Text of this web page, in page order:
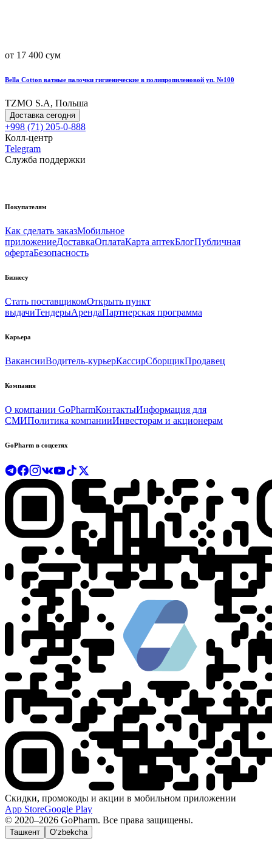
от 17 400 сум
Bella Cotton ватные палочки гигиенические в полипропиленовой уп. №100
TZMO S.A, Польша
Доставка сегодня
+998 (71) 205-0-888
Колл-центр
Telegram
Служба поддержки
Покупателям
Как сделать заказМобильное
приложениеДоставкаОплатаКарта аптекБлогПубличная
офертаБезопасность
Бизнесу
Стать поставщикомОткрыть пункт
выдачиТендерыАрендаПартнерская программа
Карьера
ВакансииВодитель-курьерКассирСборщикПродавец
Компания
О компании GoPharmКонтактыИнформация для
СМИПолитика компанииИнвесторам и акционерам
GoPharm в соцсетях
Скидки, промокоды и акции в мобильном приложении
App StoreGoogle Play
© 2020–2026 GoPharm. Все права защищены.
Ташкент O‘zbekcha